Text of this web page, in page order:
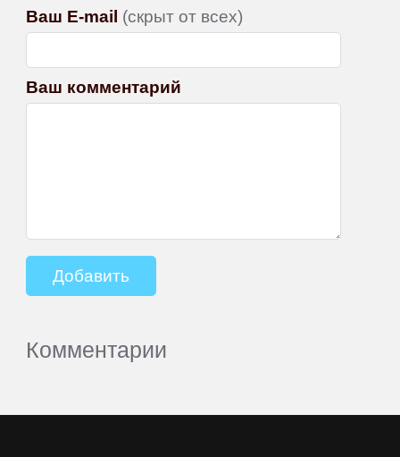
Ваш E-mail (скрыт от всех)
Ваш комментарий
Комментарии